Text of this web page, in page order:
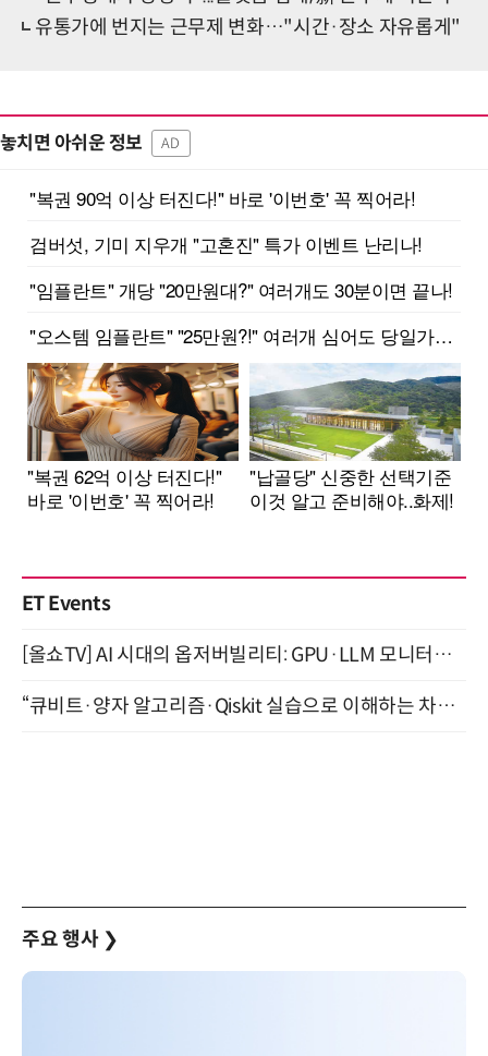
유통가에 번지는 근무제 변화…"시간·장소 자유롭게"
놓치면 아쉬운 정보 AD
ET Events
[올쇼TV] AI 시대의 옵저버빌리티: GPU·LLM 모니터링부터 AI 기반 장애 대응까지 (8/11 생방송)
“큐비트·양자 알고리즘·Qiskit 실습으로 이해하는 차세대 컴퓨팅” (8/28)
주요 행사 ❯